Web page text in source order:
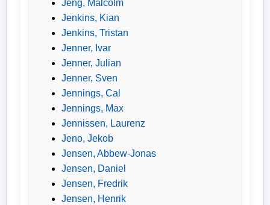
Jeng, Malcolm
Jenkins, Kian
Jenkins, Tristan
Jenner, Ivar
Jenner, Julian
Jenner, Sven
Jennings, Cal
Jennings, Max
Jennissen, Laurenz
Jeno, Jekob
Jensen, Abbew-Jonas
Jensen, Daniel
Jensen, Fredrik
Jensen, Henrik